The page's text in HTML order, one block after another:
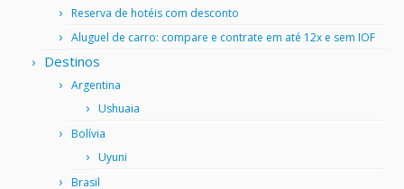
Reserva de hotéis com desconto
Aluguel de carro: compare e contrate em até 12x e sem IOF
Destinos
Argentina
Ushuaia
Bolívia
Uyuni
Brasil